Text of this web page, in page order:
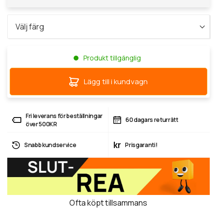
Produkt tillgänglig
Lägg till i kundvagn
Fri leverans för beställningar
över 500KR
60 dagars returrätt
Snabb kundservice kr Prisgaranti!
Ofta köpt tillsammans